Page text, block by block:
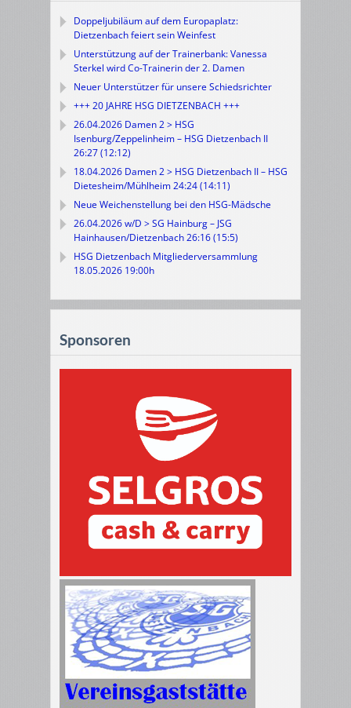
Doppeljubiläum auf dem Europaplatz:
Dietzenbach feiert sein Weinfest
Unterstützung auf der Trainerbank: Vanessa
Sterkel wird Co-Trainerin der 2. Damen
Neuer Unterstützer für unsere Schiedsrichter
+++ 20 JAHRE HSG DIETZENBACH +++
26.04.2026 Damen 2 > HSG
Isenburg/Zeppelinheim – HSG Dietzenbach II
26:27 (12:12)
18.04.2026 Damen 2 > HSG Dietzenbach II – HSG
Dietesheim/Mühlheim 24:24 (14:11)
Neue Weichenstellung bei den HSG-Mädsche
26.04.2026 w/D > SG Hainburg – JSG
Hainhausen/Dietzenbach 26:16 (15:5)
HSG Dietzenbach Mitgliederversammlung
18.05.2026 19:00h
Sponsoren